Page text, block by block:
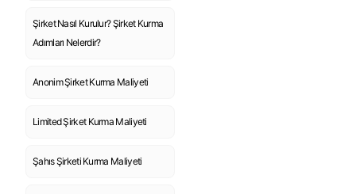
Şirket Nasıl Kurulur? Şirket Kurma
Adımları Nelerdir?
Anonim Şirket Kurma Maliyeti
Limited Şirket Kurma Maliyeti
Şahıs Şirketi Kurma Maliyeti